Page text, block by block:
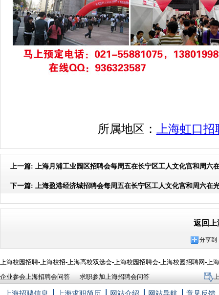
所属地区： 上海虹口
上一篇: 上海月浦工业园区招聘会每周五在长宁区工人文化宫和周六
下一篇: 上海盈港经济城招聘会每周五在长宁区工人文化宫和周六在
返回上
分享到
上海校园招聘-上海校招-上海高校双选会-上海校园招聘会-上海校园招聘网-上
企业参会上海招聘会问答 求职参加上海招聘会问答